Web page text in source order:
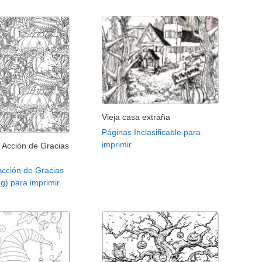
de Gracias
de Gracias
para imprimir
Vieja casa extraña
Páginas Inclasificable para
imprimir